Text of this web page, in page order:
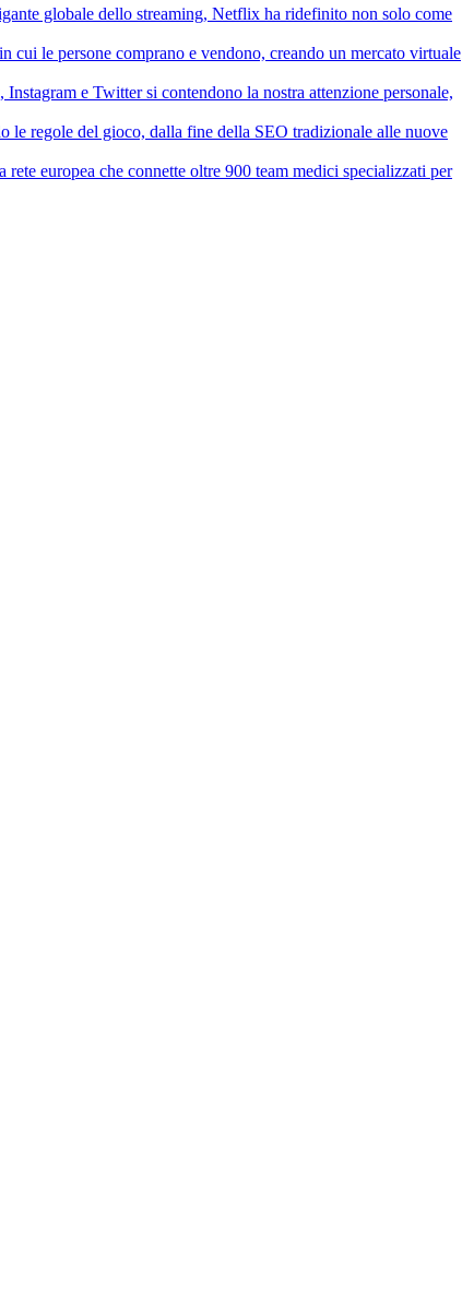
globale dello streaming, Netflix ha ridefinito non solo come
cui le persone comprano e vendono, creando un mercato virtuale
e Twitter si contendono la nostra attenzione personale,
le regole del gioco, dalla fine della SEO tradizionale alle nuove
europea che connette oltre 900 team medici specializzati per